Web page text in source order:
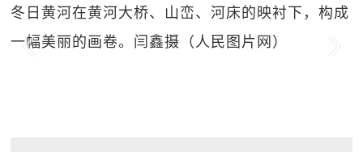
冬日黄河在黄河大桥、山峦、河床的映衬下，构成
一幅美丽的画卷。闫鑫摄（人民图片网）